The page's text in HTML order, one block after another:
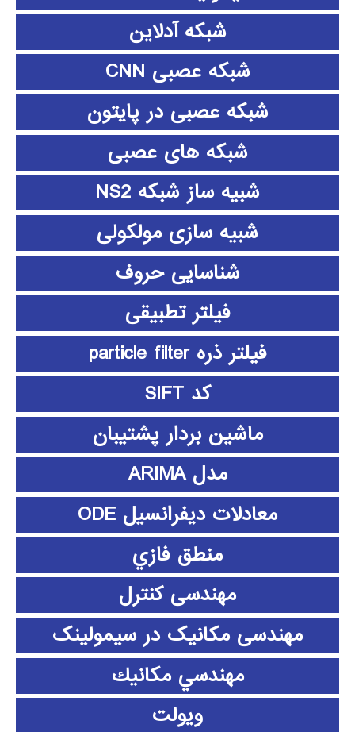
شبکه آدلاین
شبکه عصبی CNN
شبکه عصبی در پایتون
شبکه های عصبی
شبیه ساز شبکه NS2
شبیه سازی مولکولی
شناسایی حروف
فیلتر تطبیقی
فیلتر ذره particle filter
کد SIFT
ماشین بردار پشتیبان
مدل ARIMA
معادلات دیفرانسیل ODE
منطق فازي
مهندسی کنترل
مهندسی مکانیک در سیمولینک
مهندسي مكانيك
ویولت